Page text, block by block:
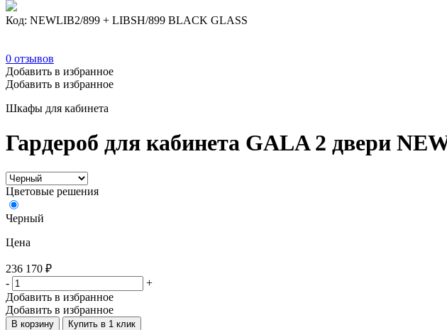
Код: NEWLIB2/899 + LIBSH/899 BLACK GLASS
0 отзывов
Добавить в избранное
Добавить в избранное
Шкафы для кабинета
Гардероб для кабинета GALA 2 двери
Цветовые решения
Черный
Цена
236 170 ₽
-
+
Добавить в избранное
Добавить в избранное
В корзину Купить в 1 клик